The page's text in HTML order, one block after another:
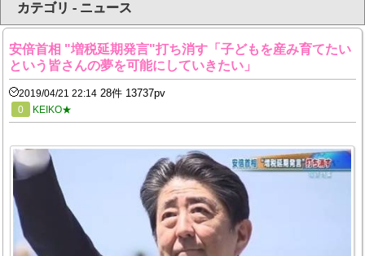
カテゴリ - ニュース
安倍首相 "増税延期発言"打ち消す「子どもを産み育てたい
という皆さんの夢を可能にしていきたい」
2019/04/21 22:14 28件 13737pv
0 KEIKO★